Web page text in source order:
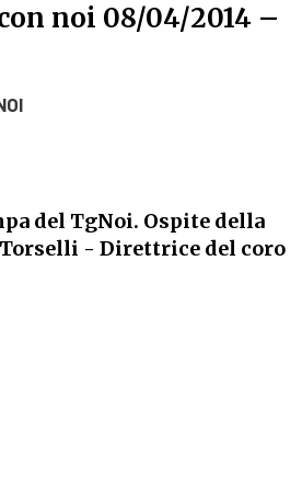
noi 08/04/2014 –
noi 08/04/2014 –
del TgNoi. Ospite della
- Direttrice del coro